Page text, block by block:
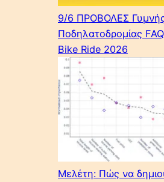
9/6 ΠΡΟΒΟΛΕΣ
Ποδηλατοδρομίας
Bike Ride 2026
Μελέτη: Πώς να